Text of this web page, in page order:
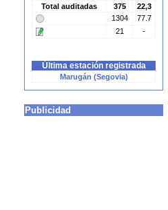
Total auditadas
375
22,3
1304
77.7
21
-
Última estación registrada
Marugán (Segovia)
Publicidad